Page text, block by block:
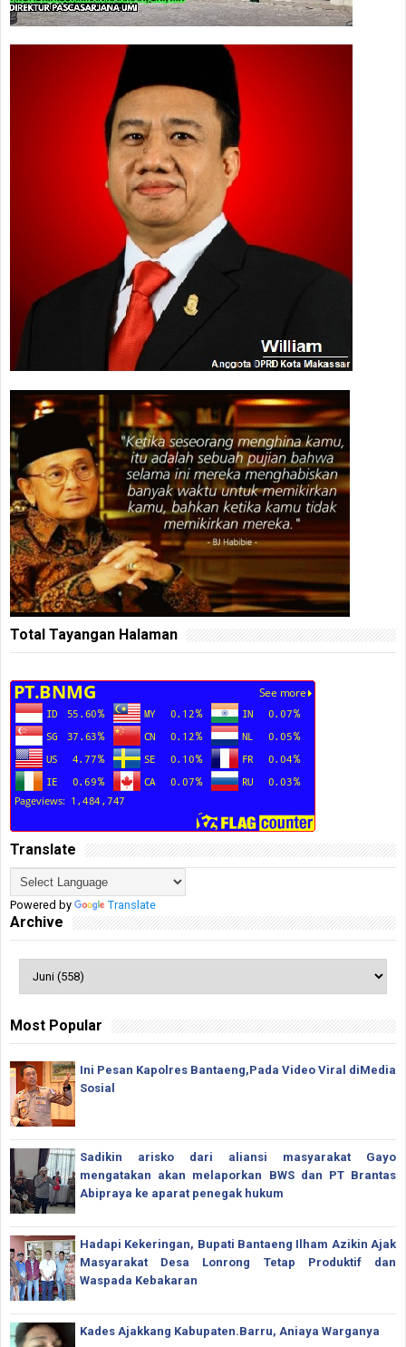
Total Tayangan Halaman
Translate
Powered by Translate
Archive
Most Popular
Ini Pesan Kapolres Bantaeng,Pada Video Viral diMedia
Sosial
Sadikin arisko dari aliansi masyarakat Gayo
mengatakan akan melaporkan BWS dan PT Brantas
Abipraya ke aparat penegak hukum
Hadapi Kekeringan, Bupati Bantaeng Ilham Azikin Ajak
Masyarakat Desa Lonrong Tetap Produktif dan
Waspada Kebakaran
Kades Ajakkang Kabupaten.Barru, Aniaya Warganya